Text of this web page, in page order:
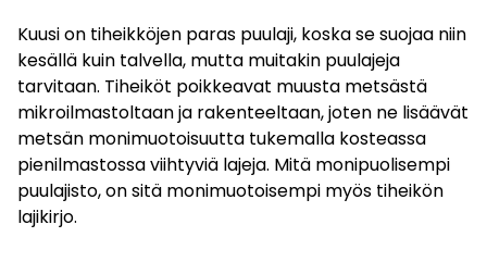
Kuusi on tiheikköjen paras puulaji, koska se suojaa niin
kesällä kuin talvella, mutta muitakin puulajeja
tarvitaan. Tiheiköt poikkeavat muusta metsästä
mikroilmastoltaan ja rakenteeltaan, joten ne lisäävät
metsän monimuotoisuutta tukemalla kosteassa
pienilmastossa viihtyviä lajeja. Mitä monipuolisempi
puulajisto, on sitä monimuotoisempi myös tiheikön
lajikirjo.